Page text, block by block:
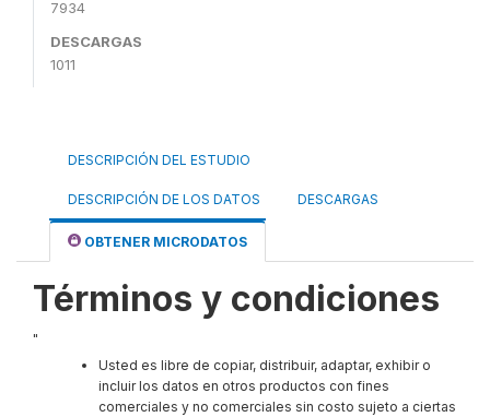
7934
DESCARGAS
1011
DESCRIPCIÓN DEL ESTUDIO
DESCRIPCIÓN DE LOS DATOS DESCARGAS
OBTENER MICRODATOS
Términos y condiciones
"
Usted es libre de copiar, distribuir, adaptar, exhibir o
incluir los datos en otros productos con fines
comerciales y no comerciales sin costo sujeto a ciertas